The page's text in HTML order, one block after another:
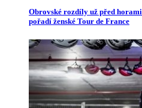
Obrovské rozdíly už před
pořadí ženské Tour de France